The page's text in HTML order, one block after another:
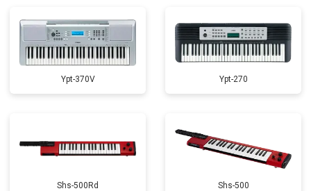
Ypt-370V Ypt-270
Shs-500Rd Shs-500